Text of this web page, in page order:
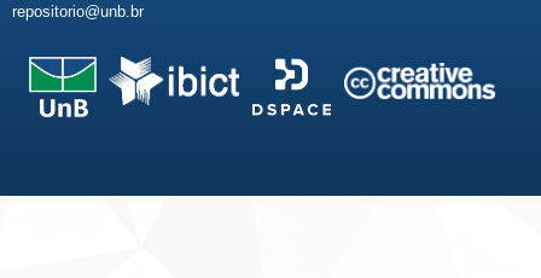
repositorio@unb.br